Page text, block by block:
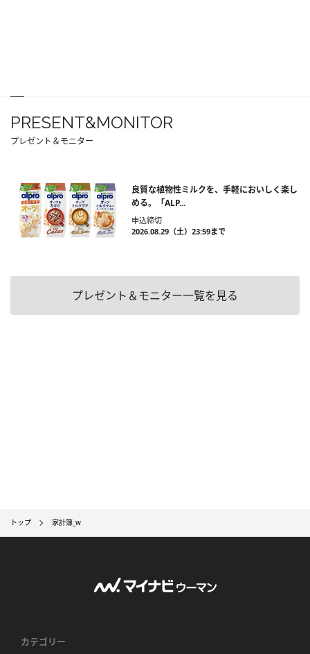
PRESENT&MONITOR
プレゼント＆モニター
良質な植物性ミルクを、手軽においしく楽し
める。「ALP...
申込締切
2026.08.29（土）23:59まで
プレゼント＆モニター一覧を見る
トップ 家計簿_w
カテゴリー